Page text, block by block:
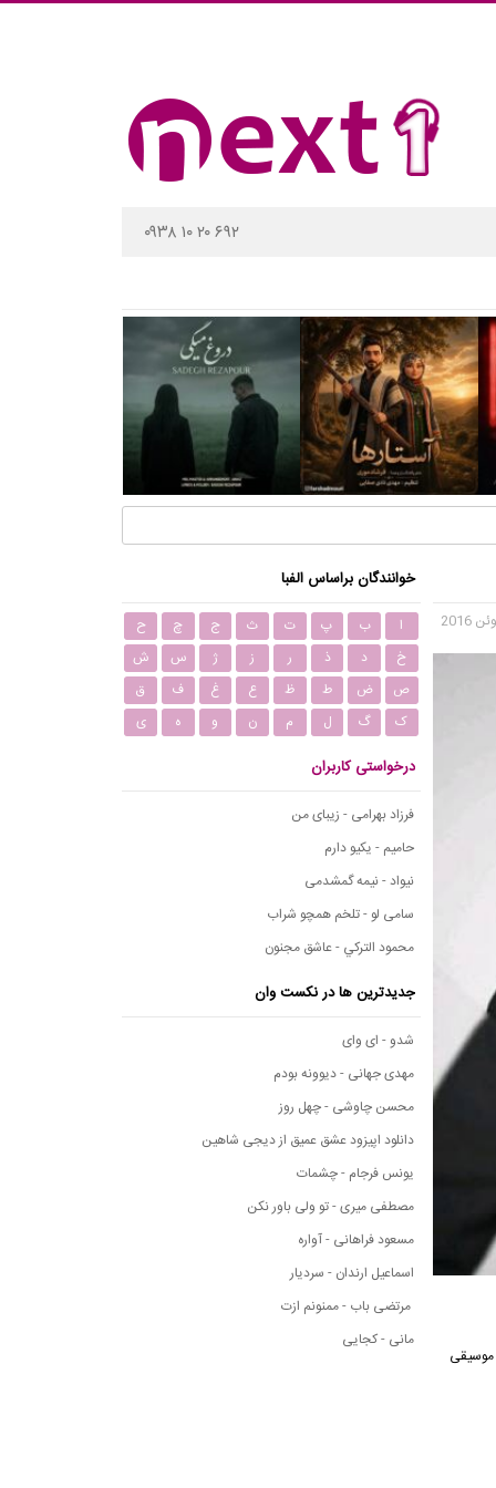
۰۹۳۸ ۱۰ ۲۰ ۶۹۲
موسیقی
خوانندگان براساس الفبا
ا ب پ ت ث ج چ
ح
خ
د ذ ر ز ژ س
ش
ص
ض ط ظ ع غ ف
ق
ک
گ ل م ن و ه ی
درخواستی کاربران
فرزاد بهرامی - زیبای من
حامیم - یکیو دارم
نیواد - نیمه گمشدمی
سامی لو - تلخم همچو شراب
محمود التركي - عاشق مجنون
جدیدترین ها در نکست وان
شدو - ای وای
مهدی جهانی - دیوونه بودم
محسن چاوشی - چهل روز
دانلود اپیزود عشق عمیق از دیجی شاهین
یونس فرجام - چشمات
مصطفی میری - تو ولی باور نکن
مسعود فراهانی - آواره
اسماعیل ارندان - سردیار
مرتضی باب - ممنونم ازت
مانی - کجایی